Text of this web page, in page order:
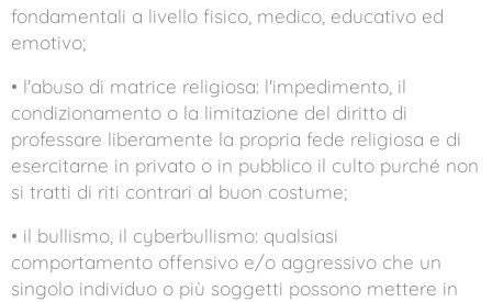
fondamentali a livello fisico, medico, educativo ed
emotivo;
• l'abuso di matrice religiosa: l'impedimento, il
condizionamento o la limitazione del diritto di
professare liberamente la propria fede religiosa e di
esercitarne in privato o in pubblico il culto purché non
si tratti di riti contrari al buon costume;
• il bullismo, il cyberbullismo: qualsiasi
comportamento offensivo e/o aggressivo che un
singolo individuo o più soggetti possono mettere in